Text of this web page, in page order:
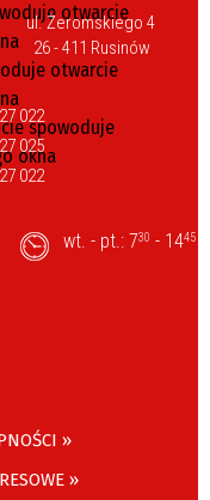
ul. Żeromskiego 4
26 - 411 Rusinów
022
025
022
wt. - pt.: 730 - 1445
»
»